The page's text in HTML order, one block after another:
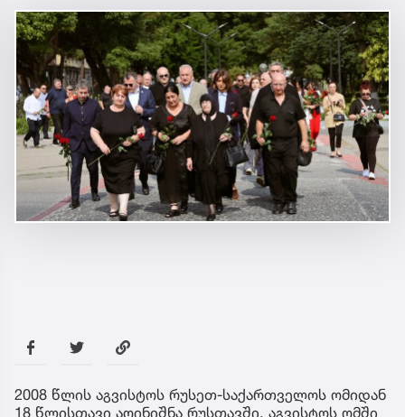
2008 წლის აგვისტოს რუსეთ-საქართველოს ომიდან
18 წლისთავი აღინიშნა რუსთავში. აგვისტოს ომში